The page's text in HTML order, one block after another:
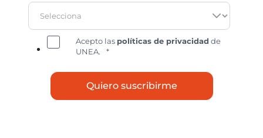
Acepto las políticas de privacidad de
UNEA.
*